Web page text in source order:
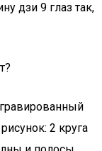
дзи 9 глаз так,
2 круга